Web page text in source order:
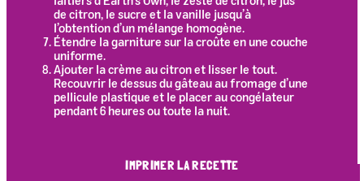
de citron, le sucre et la vanille jusqu’à
l’obtention d’un mélange homogène.
Étendre la garniture sur la croûte en une couche
uniforme.
Ajouter la crème au citron et lisser le tout.
Recouvrir le dessus du gâteau au fromage d’une
pellicule plastique et le placer au congélateur
pendant 6 heures ou toute la nuit.
IMPRIMER LA RECETTE